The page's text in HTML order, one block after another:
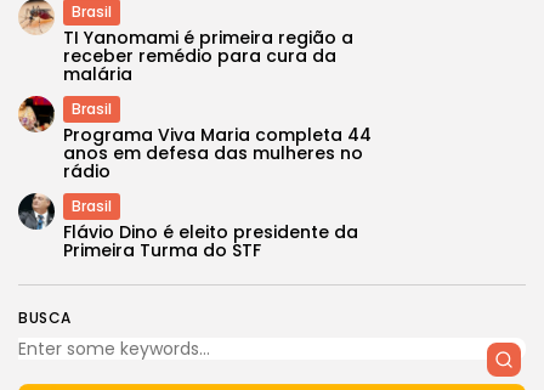
BUSCA
Brasil
TI Yanomami é primeira região a
receber remédio para cura da
malária
Brasil
Programa Viva Maria completa 44
anos em defesa das mulheres no
rádio
Brasil
Flávio Dino é eleito presidente da
Primeira Turma do STF